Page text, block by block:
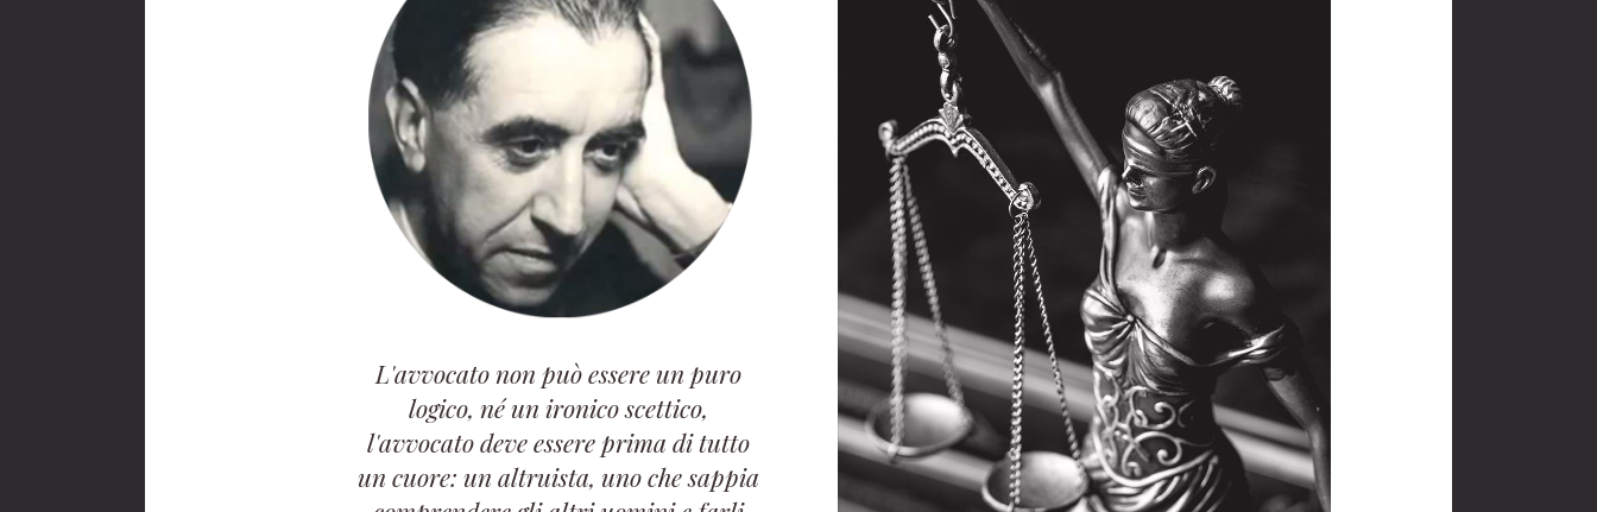
L'avvocato non può essere un puro
logico, né un ironico scettico,
l'avvocato deve essere prima di tutto
un cuore: un altruista, uno che sappia